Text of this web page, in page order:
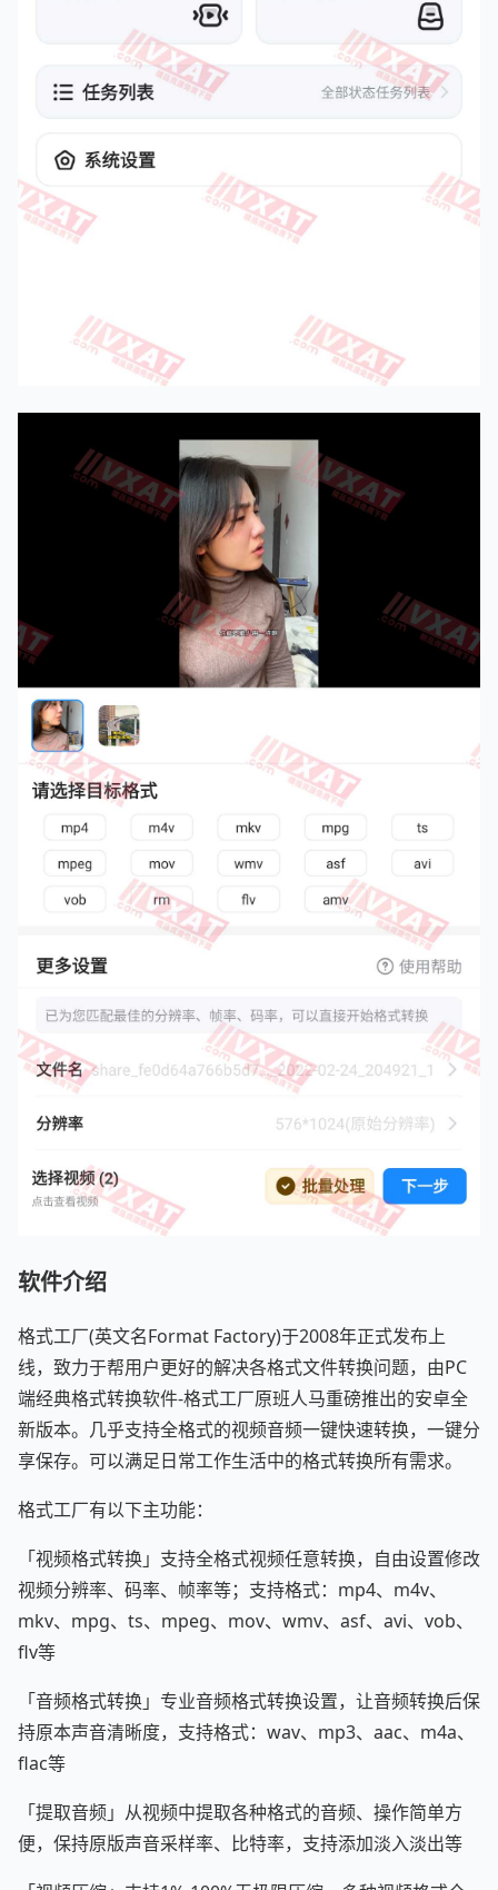
软件介绍
格式工厂(英文名Format Factory)于2008年正式发布上
线，致力于帮用户更好的解决各格式文件转换问题，由PC
端经典格式转换软件-格式工厂原班人马重磅推出的安卓全
新版本。几乎支持全格式的视频音频一键快速转换，一键分
享保存。可以满足日常工作生活中的格式转换所有需求。
格式工厂有以下主功能：
「视频格式转换」支持全格式视频任意转换，自由设置修改
视频分辨率、码率、帧率等；支持格式：mp4、m4v、
mkv、mpg、ts、mpeg、mov、wmv、asf、avi、vob、
flv等
「音频格式转换」专业音频格式转换设置，让音频转换后保
持原本声音清晰度，支持格式：wav、mp3、aac、m4a、
flac等
「提取音频」从视频中提取各种格式的音频、操作简单方
便，保持原版声音采样率、比特率，支持添加淡入淡出等